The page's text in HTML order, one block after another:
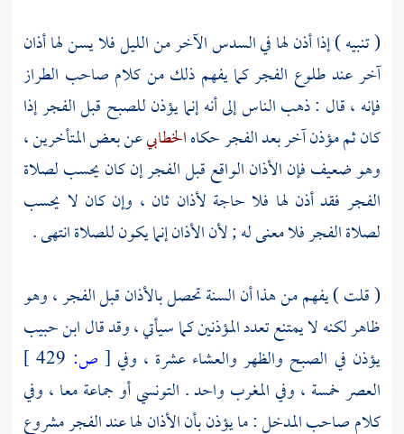
( تنبيه ) إذا أذن لها في السدس الآخر من الليل فلا يسن لها أذان
آخر عند طلوع الفجر كما يفهم ذلك من كلام صاحب الطراز
فإنه ، قال : ذهب الناس إلى أنه إنما يؤذن للصبح قبل الفجر إذا
كان ثم مؤذن آخر بعد الفجر حكاهالخطابيعن بعض المتأخرين ،
وهو ضعيف فإن الأذان الواقع قبل الفجر إن كان يحسب لصلاة
الفجر فقد أذن لها فلا حاجة لأذان ثان ، وإن كان لا يحسب
لصلاة الفجر فلا معنى له ; لأن الأذان إنما يكون للصلاة انتهى .
(قلت) يفهم من هذا أن السنة تحصل بالأذان قبل الفجر ، وهو
ظاهر لكنه لا يمتنع تعدد المؤذنين كما سيأتي ، وقد قالابن حبيب
يؤذن في الصبح والظهر والعشاء عشرة ، وفي [ ص:
العصر خمسة ، وفي المغرب واحد . التونسيأو جماعة معا ، وفي
كلام صاحب المدخل : ما يؤذن بأن الأذان لها عند الفجر مشروع